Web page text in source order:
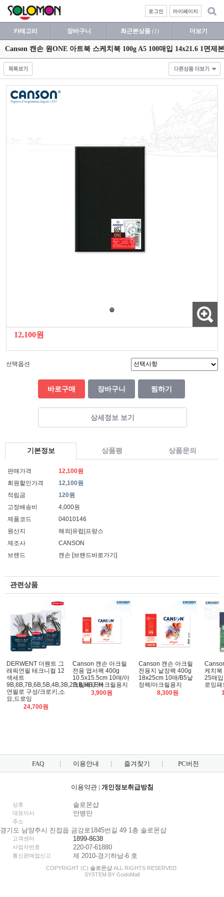
마이페이지
로그인
카테고리 장바구니 최근본상품 (1) 더보기
Canson 캔손 원ONE 아트북 스케치북 100g A5 100매입 14x21.6 1면제
12,100원
선택옵션
바로구매 장바구니 찜하기
상세정보 보기
기본정보 상품평 상품문의
판매가격
12,100원
회원할인가격
12,100원
적립금
120원
고정배송비
4,000원
제품코드
04010146
원산지
해외|유럽|프랑스
제조사
CANSON
브랜드
캔손 [브랜드바로가기]
관련상품
DERWENT 더웬트 그
래픽연필 테크니컬 12
색세트
9B,8B,7B,6B,5B,4B,3B,2B,B,HB,F,H
연필로 구성/크로키,소
묘,드로잉
24,700원
Canson 캔손 아크릴
전용 엽서팩 400g
10.5x15.5cm 10매/아
크릴패드/아크릴용지
3,900원
Canson 캔손 아크릴
전용지 낱장팩 400g
18x25cm 10매/B5낱
장팩/아크릴용지
8,300원
케치
25매
로잉
FAQ 이용안내 즐겨찾기 PC버전
이용약관| 개인정보취급방침
상호 솔로몬샵
대표이사 안병만
주소
경기도 남양주시 진접읍 금강로1845번길 49 1층 솔로몬샵
고객센터 1899-8638
사업자번호 220-07-61880
통신판매업신고 제 2010-경기하남-6 호
COPYRIGHT (C) 솔로몬샵 ALL RIGHTS RESERVED.
SYSTEM BY GodoMall